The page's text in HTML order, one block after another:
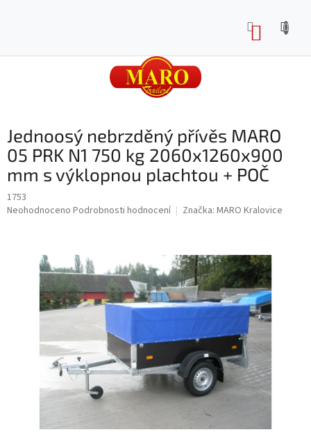
Jednoosý nebrzděný přívěs MARO
05 PRK N1 750 kg 2060x1260x900
mm s výklopnou plachtou + POČ
1753
Průměrné
hvězdiček.
Neohodnoceno Podrobnosti hodnocení Značka: MARO Kralovice